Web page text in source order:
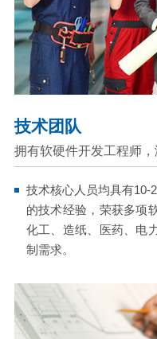
技术团队
拥有软硬件开发工程师
技术核心人员均具有10-
的技术经验，荣获多项
化工、造纸、医药、电
制需求。